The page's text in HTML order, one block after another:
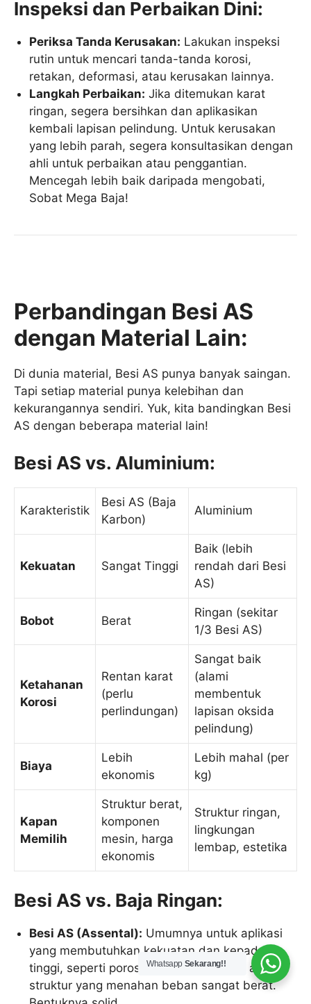
Inspeksi dan Perbaikan Dini:
Periksa Tanda Kerusakan: Lakukan inspeksi
rutin untuk mencari tanda-tanda korosi,
retakan, deformasi, atau kerusakan lainnya.
Langkah Perbaikan: Jika ditemukan karat
ringan, segera bersihkan dan aplikasikan
kembali lapisan pelindung. Untuk kerusakan
yang lebih parah, segera konsultasikan dengan
ahli untuk perbaikan atau penggantian.
Mencegah lebih baik daripada mengobati,
Sobat Mega Baja!
Perbandingan Besi AS
dengan Material Lain:
Di dunia material, Besi AS punya banyak saingan.
Tapi setiap material punya kelebihan dan
kekurangannya sendiri. Yuk, kita bandingkan Besi
AS dengan beberapa material lain!
Besi AS vs. Aluminium:
Karakteristik
Besi AS (Baja
Karbon)
Aluminium
Kekuatan Sangat Tinggi
Baik (lebih
rendah dari Besi
AS)
Bobot Berat
Ringan (sekitar
1/3 Besi AS)
Ketahanan
Korosi
Rentan karat
(perlu
perlindungan)
Sangat baik
(alami
membentuk
lapisan oksida
pelindung)
Biaya
Lebih
ekonomis
Lebih mahal (per
kg)
Kapan
Memilih
Struktur berat,
komponen
mesin, harga
ekonomis
Struktur ringan,
lingkungan
lembap, estetika
Besi AS vs. Baja Ringan:
Besi AS (Assental): Umumnya untuk aplikasi
yang membutuhkan kekuatan dan kepadatan
tinggi, seperti poros, komponen mesin, atau
struktur yang menahan beban sangat berat.
Whatsapp Sekarang!!